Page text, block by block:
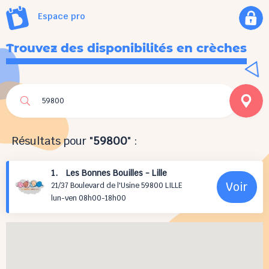
Espace pro
Trouvez des disponibilités en crèches
Résultats pour "59800" :
1. Les Bonnes Bouilles - Lille
21/37 Boulevard de l'Usine 59800 LILLE
lun-ven 08h00-18h00
Voir